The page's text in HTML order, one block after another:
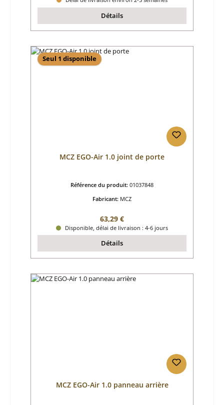
Détails
Seul 1 disponible
MCZ EGO-Air 1.0 joint de porte
Référence du produit: 01037848
Fabricant: MCZ
Prix régulier :
63,29 €
Disponible, délai de livraison : 4-6 jours
Détails
MCZ EGO-Air 1.0 panneau arrière